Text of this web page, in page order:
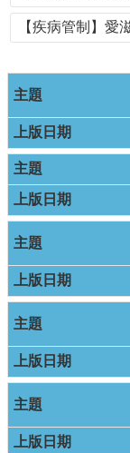
主
題
區
回
首
頁
網
站
覽
局
長
信
箱
粉
絲
專
【疾病管制】愛